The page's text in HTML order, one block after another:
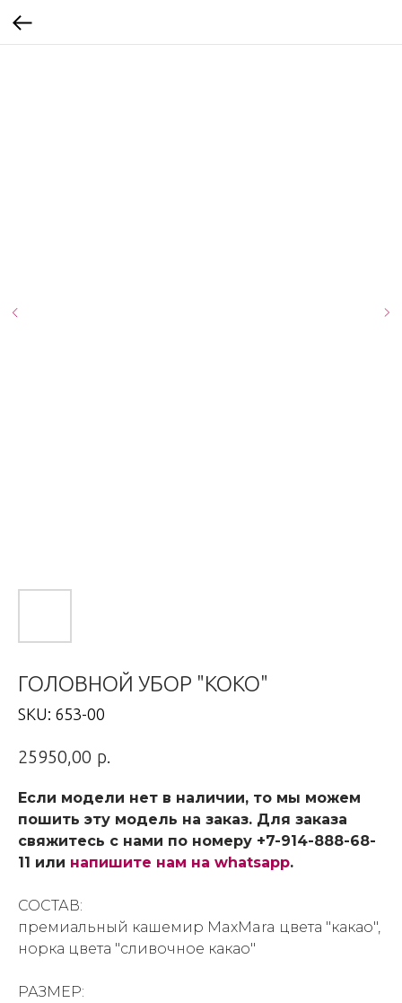
ГОЛОВНОЙ УБОР "КОКО"
SKU: 653-00
25950,00 р.
Если модели нет в наличии, то мы можем
пошить эту модель на заказ. Для заказа
свяжитесь с нами по номеру +7-914-888-68-
11 или напишите нам на whatsapp.
СОСТАВ:
премиальный кашемир MaxMara цвета "какао",
норка цвета "сливочное какао"
РАЗМЕР: